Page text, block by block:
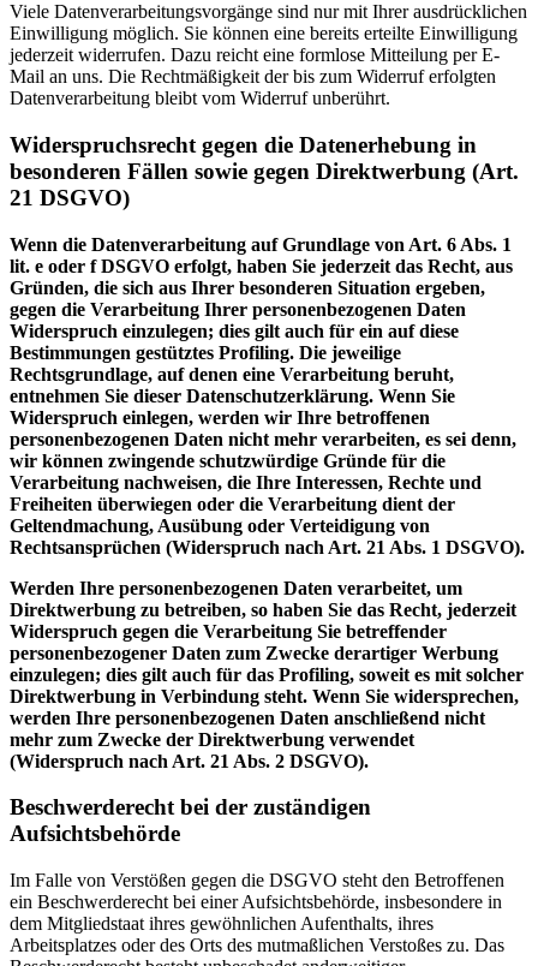
Viele Datenverarbeitungsvorgänge sind nur mit Ihrer ausdrücklichen
Einwilligung möglich. Sie können eine bereits erteilte Einwilligung
jederzeit widerrufen. Dazu reicht eine formlose Mitteilung per E-
Mail an uns. Die Rechtmäßigkeit der bis zum Widerruf erfolgten
Datenverarbeitung bleibt vom Widerruf unberührt.
Widerspruchsrecht gegen die Datenerhebung in
besonderen Fällen sowie gegen Direktwerbung (Art.
21 DSGVO)
Wenn die Datenverarbeitung auf Grundlage von Art. 6 Abs. 1
lit. e oder f DSGVO erfolgt, haben Sie jederzeit das Recht, aus
Gründen, die sich aus Ihrer besonderen Situation ergeben,
gegen die Verarbeitung Ihrer personenbezogenen Daten
Widerspruch einzulegen; dies gilt auch für ein auf diese
Bestimmungen gestütztes Profiling. Die jeweilige
Rechtsgrundlage, auf denen eine Verarbeitung beruht,
entnehmen Sie dieser Datenschutzerklärung. Wenn Sie
Widerspruch einlegen, werden wir Ihre betroffenen
personenbezogenen Daten nicht mehr verarbeiten, es sei denn,
wir können zwingende schutzwürdige Gründe für die
Verarbeitung nachweisen, die Ihre Interessen, Rechte und
Freiheiten überwiegen oder die Verarbeitung dient der
Geltendmachung, Ausübung oder Verteidigung von
Rechtsansprüchen (Widerspruch nach Art. 21 Abs. 1 DSGVO).
Werden Ihre personenbezogenen Daten verarbeitet, um
Direktwerbung zu betreiben, so haben Sie das Recht, jederzeit
Widerspruch gegen die Verarbeitung Sie betreffender
personenbezogener Daten zum Zwecke derartiger Werbung
einzulegen; dies gilt auch für das Profiling, soweit es mit solcher
Direktwerbung in Verbindung steht. Wenn Sie widersprechen,
werden Ihre personenbezogenen Daten anschließend nicht
mehr zum Zwecke der Direktwerbung verwendet
(Widerspruch nach Art. 21 Abs. 2 DSGVO).
Beschwerderecht bei der zuständigen
Aufsichtsbehörde
Im Falle von Verstößen gegen die DSGVO steht den Betroffenen
ein Beschwerderecht bei einer Aufsichtsbehörde, insbesondere in
dem Mitgliedstaat ihres gewöhnlichen Aufenthalts, ihres
Arbeitsplatzes oder des Orts des mutmaßlichen Verstoßes zu. Das